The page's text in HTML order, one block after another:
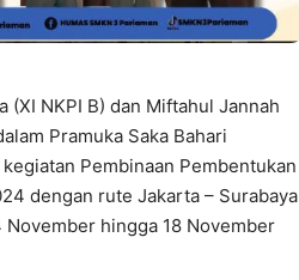
(XI NKPI B) dan Miftahul Jannah
Pramuka Saka Bahari
Pembinaan Pembentukan
dengan rute Jakarta – Surabaya
November hingga 18 November